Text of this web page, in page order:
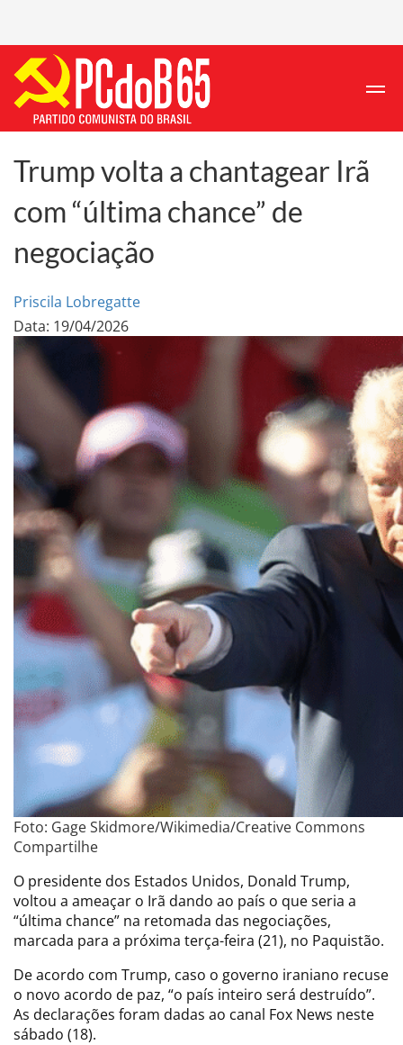
Trump volta a chantagear Irã
com “última chance” de
negociação
Priscila Lobregatte
Data: 19/04/2026
Foto: Gage Skidmore/Wikimedia/Creative Commons
Compartilhe
O presidente dos Estados Unidos, Donald Trump,
voltou a ameaçar o Irã dando ao país o que seria a
“última chance” na retomada das negociações,
marcada para a próxima terça-feira (21), no Paquistão.
De acordo com Trump, caso o governo iraniano recuse
o novo acordo de paz, “o país inteiro será destruído”.
As declarações foram dadas ao canal Fox News neste
sábado (18).